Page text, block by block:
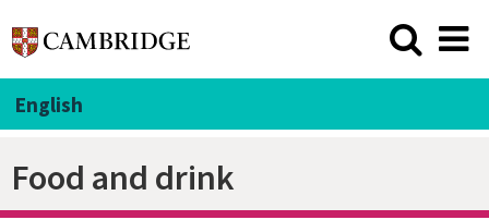
English
Food and drink